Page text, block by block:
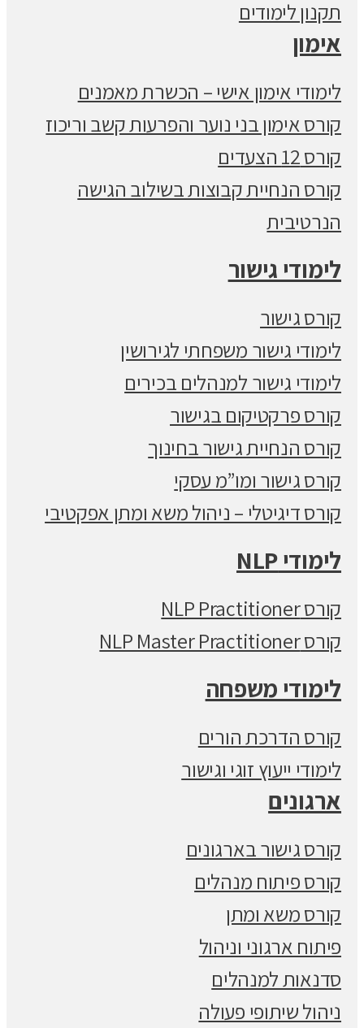
תקנון לימודים
אימון
לימודי אימון אישי – הכשרת מאמנים
קורס אימון בני נוער והפרעות קשב וריכוז
קורס 12 הצעדים
קורס הנחיית קבוצות בשילוב הגישה
הנרטיבית
לימודי גישור
קורס גישור
לימודי גישור משפחתי לגירושין
לימודי גישור למנהלים בכירים
קורס פרקטיקום בגישור
קורס הנחיית גישור בחינוך
קורס גישור ומו”מ עסקי
קורס דיגיטלי – ניהול משא ומתן אפקטיבי
לימודי NLP
קורס NLP Practitioner
קורס NLP Master Practitioner
לימודי משפחה
קורס הדרכת הורים
לימודי ייעוץ זוגי וגישור
ארגונים
קורס גישור בארגונים
קורס פיתוח מנהלים
קורס משא ומתן
פיתוח ארגוני וניהול
סדנאות למנהלים
ניהול שיתופי פעולה